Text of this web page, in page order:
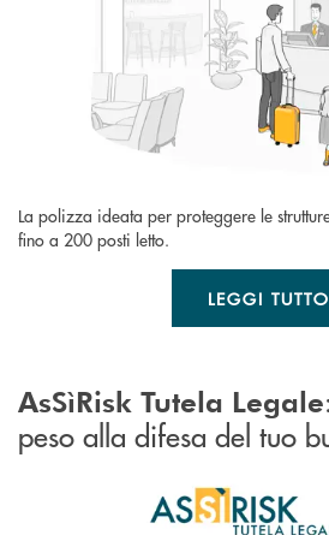
La polizza ideata per proteggere le
fino a 200 posti letto.
LEGGI TUTTO
AsSìRisk Tutela Legale
peso alla difesa del tuo